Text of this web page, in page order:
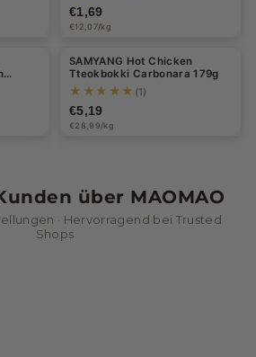
€1,69
€12,07/kg
SAMYANG Hot Chicken
Tteokbokki Carbonara 179g
★★★★★ (1)
€5,19
€28,99/kg
über MAOMAO
· Hervorragend bei Trusted
Shops